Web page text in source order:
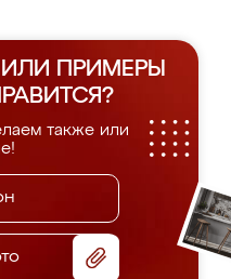
ПРИМЕРЫ
также или